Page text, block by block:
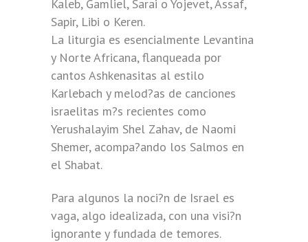
Kaleb, Gamliel, Sarai o Yojevet, Assaf,
Sapir, Libi o Keren.
La liturgia es esencialmente Levantina
y Norte Africana, flanqueada por
cantos Ashkenasitas al estilo
Karlebach y melod?as de canciones
israelitas m?s recientes como
Yerushalayim Shel Zahav, de Naomi
Shemer, acompa?ando los Salmos en
el Shabat.
Para algunos la noci?n de Israel es
vaga, algo idealizada, con una visi?n
ignorante y fundada de temores.